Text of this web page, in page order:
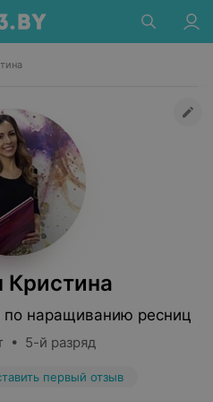
Кристина
наращиванию ресниц
• 5-й разряд
первый отзыв